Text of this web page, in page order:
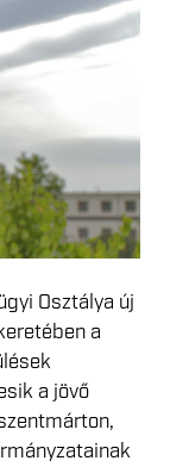
Osztálya új
a
a jövő